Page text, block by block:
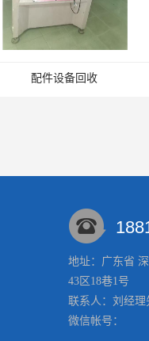
备回收
地址：广东省
43区18巷1号
联系人：刘经理
微信帐号：